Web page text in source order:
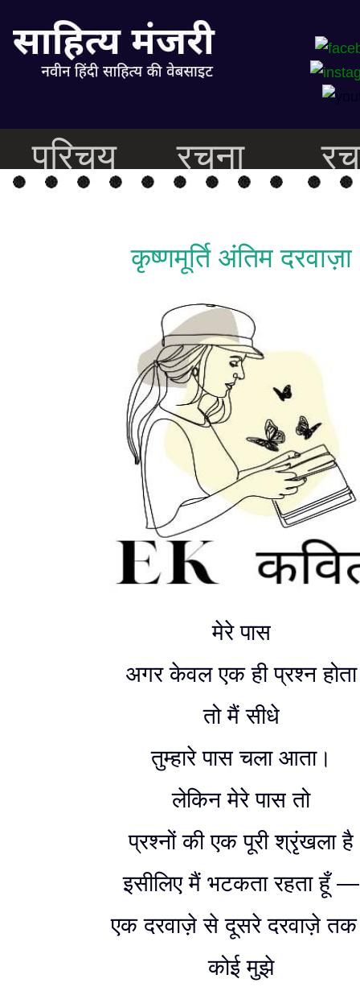
परिचय रचना
कृष्णमूर्ति अंतिम दरवाज़ा
मेरे पास
अगर केवल एक ही प्रश्न होता
तो मैं सीधे
तुम्हारे पास चला आता।
लेकिन मेरे पास तो
प्रश्नों की एक पूरी श्रृंखला है
इसीलिए मैं भटकता रहता हूँ —
एक दरवाज़े से दूसरे दरवाज़े
कोई मुझे